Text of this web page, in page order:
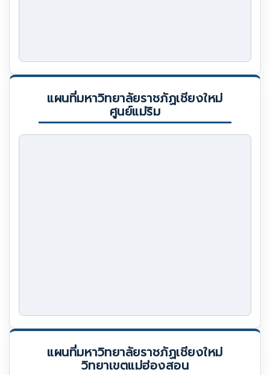
แผนที่มหาวิทยาลัยราชภัฏเชียงใหม่
ศูนย์แม่ริม
แผนที่มหาวิทยาลัยราชภัฏเชียงใหม่
วิทยาเขตแม่ฮ่องสอน